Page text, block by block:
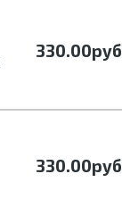
330.00руб
330.00руб